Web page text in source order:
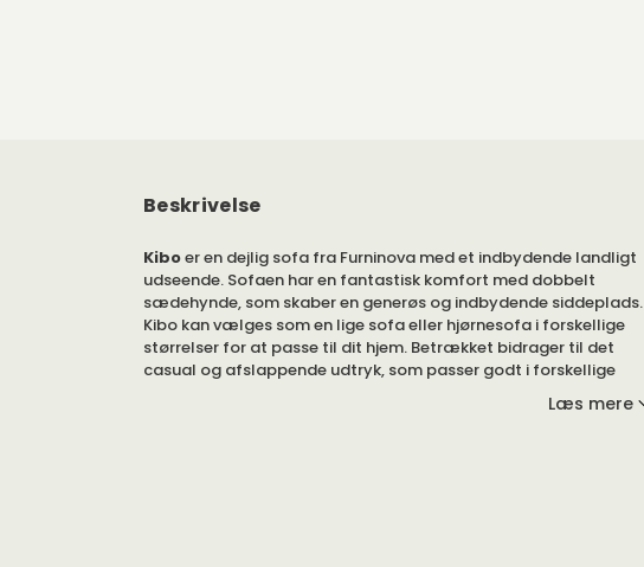
Beskrivelse
Kiboer en dejlig sofa fra Furninova med et indbydende landligt
udseende. Sofaen har en fantastisk komfort med dobbelt
sædehynde, som skaber en generøs og indbydende siddeplads.
Kibo kan vælges som en lige sofa eller hjørnesofa i forskellige
størrelser for at passe til dit hjem. Betrækket bidrager til det
casual og afslappende udtryk, som passer godt i forskellige
Læs mere